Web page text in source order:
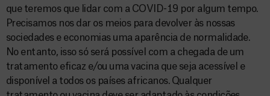
que teremos que lidar com a COVID-19 por algum tempo.
Precisamos nos dar os meios para devolver às nossas
sociedades e economias uma aparência de normalidade.
No entanto, isso só será possível com a chegada de um
tratamento eficaz e/ou uma vacina que seja acessível e
disponível a todos os países africanos. Qualquer